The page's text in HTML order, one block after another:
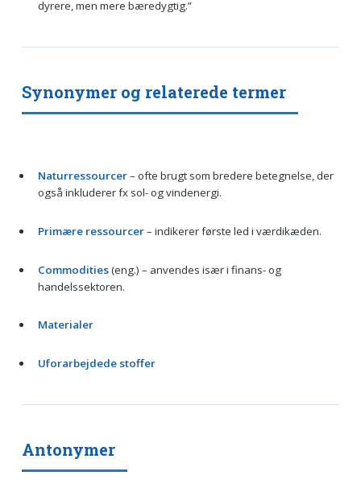
dyrere, men mere bæredygtig.”
Synonymer og relaterede termer
Naturressourcer– ofte brugt som bredere betegnelse, der
også inkluderer fx sol- og vindenergi.
Primære ressourcer– indikerer første led i værdikæden.
Commodities(eng.) – anvendes især i finans- og
handelssektoren.
Materialer
Uforarbejdede stoffer
Antonymer